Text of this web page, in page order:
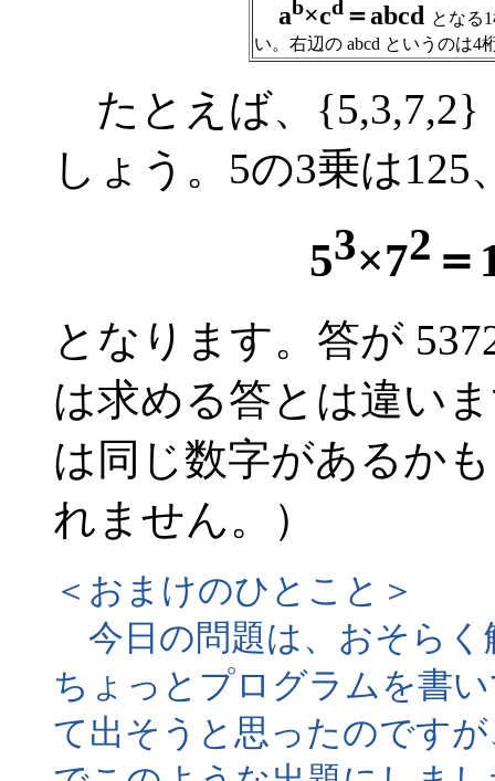
ab×cd ＝abcd となる
い。右辺の abcd というのは4
たとえば、{5,3,7,2}
しょう。5の3乗は
53×72
となります。答が
は求める答とは違い
は同じ数字があるか
れません。）
＜おまけのひとこと＞
今日の問題は、おそらく
ちょっとプログラムを書
て出そうと思ったのです